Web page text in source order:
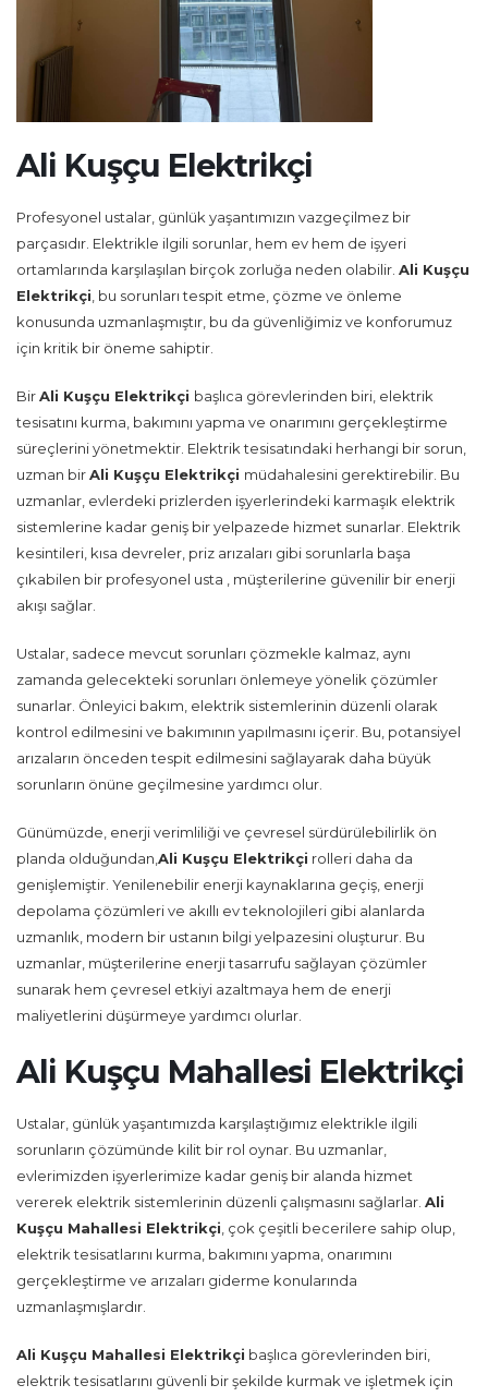
Ali Kuşçu Elektrikçi
Profesyonel ustalar, günlük yaşantımızın vazgeçilmez bir
parçasıdır. Elektrikle ilgili sorunlar, hem ev hem de işyeri
ortamlarında karşılaşılan birçok zorluğa neden olabilir. Ali Kuşçu
Elektrikçi , bu sorunları tespit etme, çözme ve önleme
konusunda uzmanlaşmıştır, bu da güvenliğimiz ve konforumuz
için kritik bir öneme sahiptir.
BirAli Kuşçu Elektrikçi başlıca görevlerinden biri, elektrik
tesisatını kurma, bakımını yapma ve onarımını gerçekleştirme
süreçlerini yönetmektir. Elektrik tesisatındaki herhangi bir sorun,
uzman birAli Kuşçu Elektrikçi müdahalesini gerektirebilir. Bu
uzmanlar, evlerdeki prizlerden işyerlerindeki karmaşık elektrik
sistemlerine kadar geniş bir yelpazede hizmet sunarlar. Elektrik
kesintileri, kısa devreler, priz arızaları gibi sorunlarla başa
çıkabilen bir profesyonel usta , müşterilerine güvenilir bir enerji
akışı sağlar.
Ustalar, sadece mevcut sorunları çözmekle kalmaz, aynı
zamanda gelecekteki sorunları önlemeye yönelik çözümler
sunarlar. Önleyici bakım, elektrik sistemlerinin düzenli olarak
kontrol edilmesini ve bakımının yapılmasını içerir. Bu, potansiyel
arızaların önceden tespit edilmesini sağlayarak daha büyük
sorunların önüne geçilmesine yardımcı olur.
Günümüzde, enerji verimliliği ve çevresel sürdürülebilirlik ön
planda olduğundan, Ali Kuşçu Elektrikçi rolleri daha da
genişlemiştir. Yenilenebilir enerji kaynaklarına geçiş, enerji
depolama çözümleri ve akıllı ev teknolojileri gibi alanlarda
uzmanlık, modern bir ustanın bilgi yelpazesini oluşturur. Bu
uzmanlar, müşterilerine enerji tasarrufu sağlayan çözümler
sunarak hem çevresel etkiyi azaltmaya hem de enerji
maliyetlerini düşürmeye yardımcı olurlar.
Ali Kuşçu Mahallesi Elektrikçi
Ustalar, günlük yaşantımızda karşılaştığımız elektrikle ilgili
sorunların çözümünde kilit bir rol oynar. Bu uzmanlar,
evlerimizden işyerlerimize kadar geniş bir alanda hizmet
vererek elektrik sistemlerinin düzenli çalışmasını sağlarlar. Ali
Kuşçu Mahallesi Elektrikçi , çok çeşitli becerilere sahip olup,
elektrik tesisatlarını kurma, bakımını yapma, onarımını
gerçekleştirme ve arızaları giderme konularında
uzmanlaşmışlardır.
Ali Kuşçu Mahallesi Elektrikçi başlıca görevlerinden biri,
elektrik tesisatlarını güvenli bir şekilde kurmak ve işletmek için